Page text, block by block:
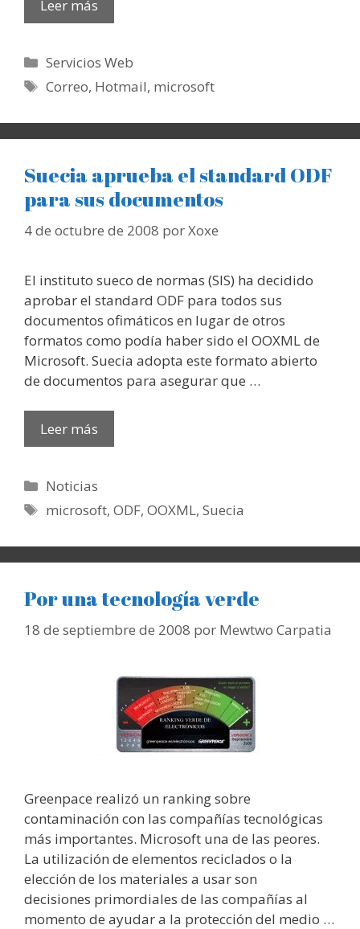
Leer más
Categorías
Servicios Web
Etiquetas
Correo, Hotmail, microsoft
Suecia aprueba el standard ODF
para sus documentos
4 de octubre de 2008 porXoxe
El instituto sueco de normas (SIS) ha decidido
aprobar el standard ODF para todos sus
documentos ofimáticos en lugar de otros
formatos como podía haber sido el OOXML de
Microsoft. Suecia adopta este formato abierto
de documentos para asegurar que …
Leer más
Categorías
Noticias
Etiquetas
microsoft,ODF,OOXML,Suecia
Por una tecnología verde
18 de septiembre de 2008 por Mewtwo Carpatia
Greenpace realizó un ranking sobre
contaminación con las compañías tecnológicas
más importantes. Microsoft una de las peores.
La utilización de elementos reciclados o la
elección de los materiales a usar son
decisiones primordiales de las compañías al
momento de ayudar a la protección del medio …